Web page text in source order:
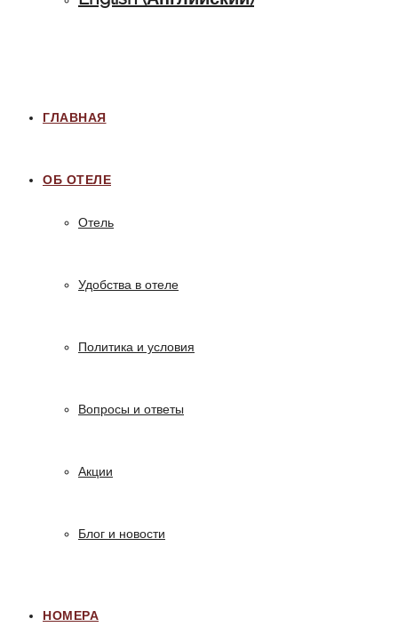
ГЛАВНАЯ
ОБ ОТЕЛЕ
Отель
Удобства в отеле
Политика и условия
Вопросы и ответы
Акции
Блог и новости
НОМЕРА